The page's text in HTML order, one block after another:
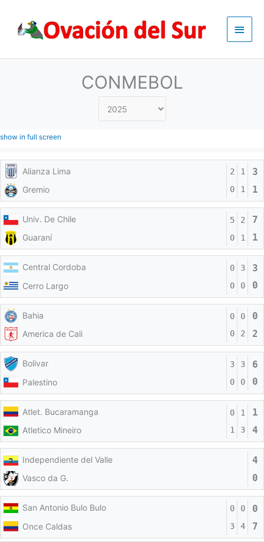
content
Main
CONMEBOL
show in full screen
Alianza Lima
Gremio
2
0
1
1
3
1
Univ. De Chile
Guaraní
5
0
2
1
7
1
Central Cordoba
Cerro Largo
0
0
3
0
3
0
Bahia
America de Cali
0
0
0
2
0
2
Bolivar
Palestino
3
0
3
0
6
0
Atlet. Bucaramanga
Atletico Mineiro
0
1
1
3
1
4
Independiente del Valle
Vasco da G.
4
0
San Antonio Bulo Bulo
Once Caldas
0
3
0
4
0
7